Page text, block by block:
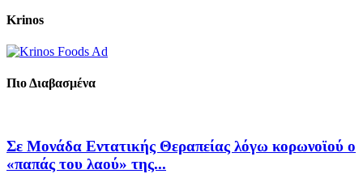
Krinos
Πιο Διαβασμένα
Σε Μονάδα Εντατικής Θεραπείας λόγω κορωνοϊού ο
«παπάς του λαού» της...